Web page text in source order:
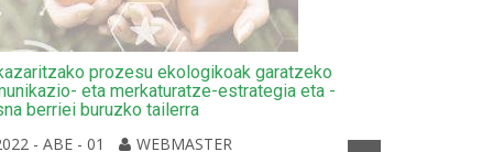
prozesu ekologikoak garatzeko
eta merkaturatze-estrategia eta -
berriei buruzko tailerra
- ABE - 01
WEBMASTER